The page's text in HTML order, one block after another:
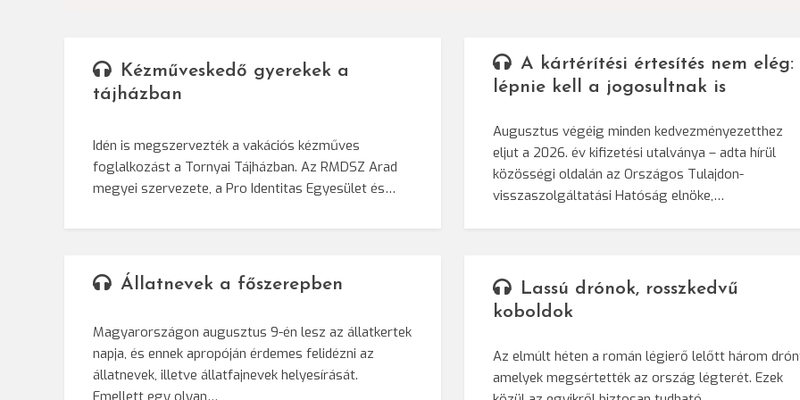
Kézműveskedő gyerekek a
tájházban
Idén is megszervezték a vakációs kézműves
foglalkozást a Tornyai Tájházban. Az RMDSZ Arad
megyei szervezete, a Pro Identitas Egyesület és…
A kártérítési értesítés nem elég:
lépnie kell a jogosultnak is
Augusztus végéig minden kedvezményezetthez
eljut a 2026. év kifizetési utalványa – adta hírül
közösségi oldalán az Országos Tulajdon-
visszaszolgáltatási Hatóság elnöke,…
Állatnevek a főszerepben
Magyarországon augusztus 9-én lesz az állatkertek
napja, és ennek apropóján érdemes felidézni az
állatnevek, illetve állatfajnevek helyesírását.
Emellett egy olyan…
Lassú drónok, rosszkedvű
koboldok
Az elmúlt héten a román légierő lelőtt három
amelyek megsértették az ország légterét. Ezek